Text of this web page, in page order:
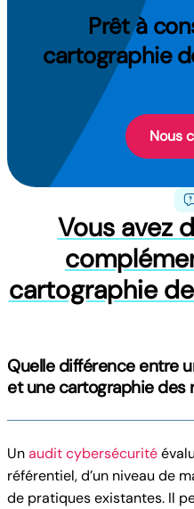
Prêt à
cartographie
Nous
Vous avez
cartographie
Quelle différence entre
et une cartographie des
Unaudit cybersécurité
référentiel, d’un niveau de
de pratiques existantes. Il